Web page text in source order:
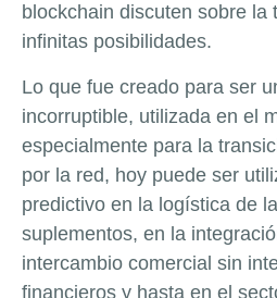
blockchain discuten sobre la
infinitas posibilidades.
Lo que fue creado para ser
incorruptible, utilizada en el
especialmente para la
por la red, hoy puede ser
predictivo en la logística de
suplementos, en la
intercambio comercial sin
financieros y hasta en el